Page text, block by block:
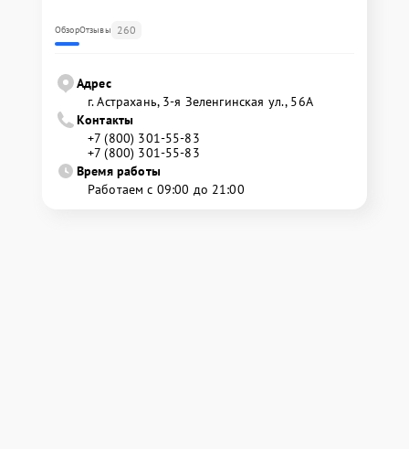
ОбзорОтзывы 260
Адрес
г. Астрахань, 3-я Зеленгинская ул., 56А
Контакты
+7 (800) 301-55-83
+7 (800) 301-55-83
Время работы
Работаем с 09:00 до 21:00